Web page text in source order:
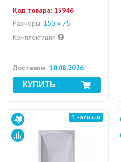
Код товара: 13946
Размеры: 150 х 75
Комплектация
Доставим: 10.08.2026
В наличии